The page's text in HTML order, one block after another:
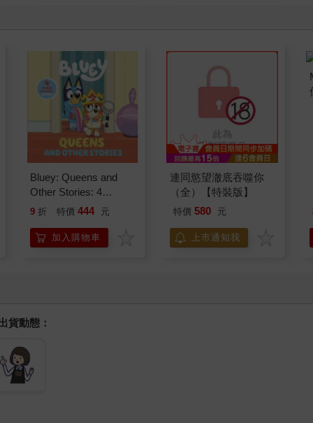
Bluey: Queens and
Other Stories: 4
Stories in 1 Book.
9 折 特價 444 元
加入購物車
連同慾望澈底吞噬你
（全）【特裝版】
特價 580 元
上市通知我
貨動態：